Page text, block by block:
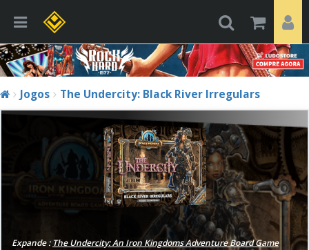
Jogos The Undercity: Black River Irregulars
Expande : The Undercity: An Iron Kingdoms Adventure Board Game